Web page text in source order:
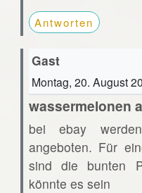
Antworten
Gast
Montag, 20. August
wassermelonen
bei ebay
angeboten. Für
sind die bunten
könnte es sein